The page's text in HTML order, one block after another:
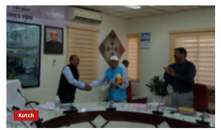
અંજાર
ગુર્જર
ક્ષત્રિય
વિધાર્થી
ભવનના
અડદિયા
Kutch